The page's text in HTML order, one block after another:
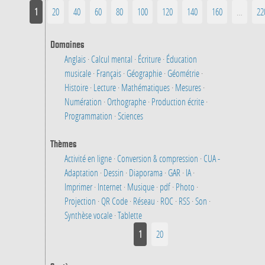
1 20 40 60 80 100 120 140 160
Domaines
Anglais· Calcul mental · Écriture· Éducation
musicale· Français· Géographie· Géométrie·
Histoire· Lecture· Mathématiques· Mesures·
Numération · Orthographe· Production écrite·
Programmation ·Sciences
Thèmes
Activité en ligne· Conversion & compression · CUA -
Adaptation · Dessin · Diaporama · GAR · IA·
Imprimer· Internet· Musique· pdf· Photo ·
Projection · QR Code· Réseau · ROC · RSS·Son ·
Synthèse vocale·Tablette
1
20